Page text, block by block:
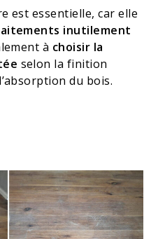
est essentielle, car elle
inutilement
à choisir la
selon la finition
du bois.